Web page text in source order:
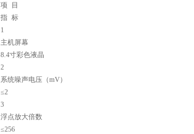
项 目
指 标
1
主机屏幕
8.4寸彩色液晶
2
系统噪声电压（mV）
≤2
3
浮点放大倍数
≤256